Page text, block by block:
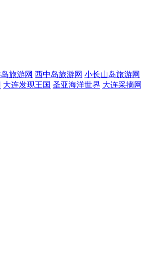
旅游网 西中岛旅游网 小长山岛旅游网
大连发现王国 圣亚海洋世界 大连采摘网